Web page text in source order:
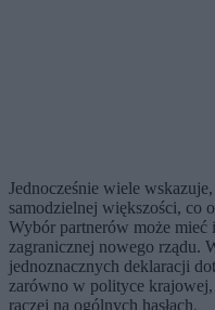
Jednocześnie wiele
samodzielnej większości, co
Wybór partnerów może
zagranicznej nowego rządu.
jednoznacznych deklaracji
zarówno w polityce
raczej na ogólnych hasłach.